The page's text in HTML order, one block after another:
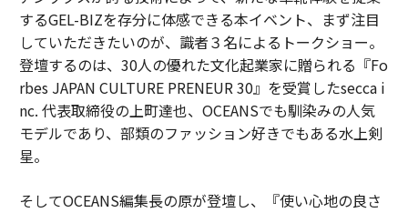
するGEL-BIZを存分に体感できる本イベント、まず注目
していただきたいのが、識者３名によるトークショー。
登壇するのは、30人の優れた文化起業家に贈られる『Fo
rbes JAPAN CULTURE PRENEUR 30』を受賞したsecca i
nc. 代表取締役の上町達也、OCEANSでも馴染みの人気
モデルであり、部類のファッション好きでもある水上剣
星。
そしてOCEANS編集長の原が登壇し、『使い心地の良さ